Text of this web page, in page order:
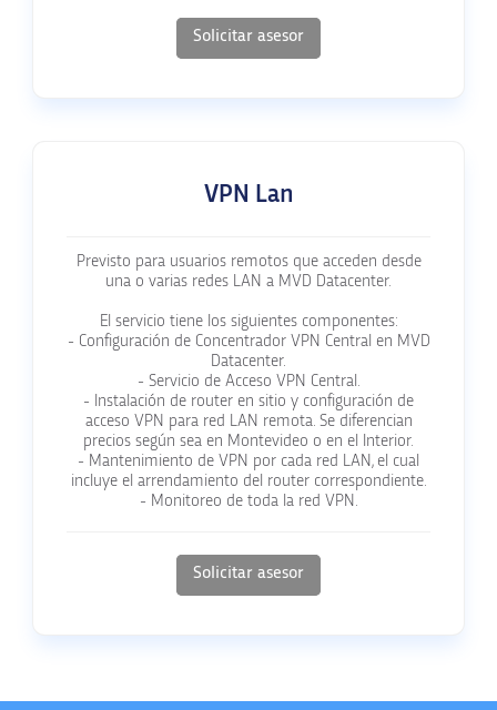
Solicitar asesor
VPN Lan
Previsto para usuarios remotos que acceden desde
una o varias redes LAN a MVD Datacenter.
El servicio tiene los siguientes componentes:
- Configuración de Concentrador VPN Central en MVD
Datacenter.
- Servicio de Acceso VPN Central.
- Instalación de router en sitio y configuración de
acceso VPN para red LAN remota. Se diferencian
precios según sea en Montevideo o en el Interior.
- Mantenimiento de VPN por cada red LAN, el cual
incluye el arrendamiento del router correspondiente.
- Monitoreo de toda la red VPN.
Solicitar asesor